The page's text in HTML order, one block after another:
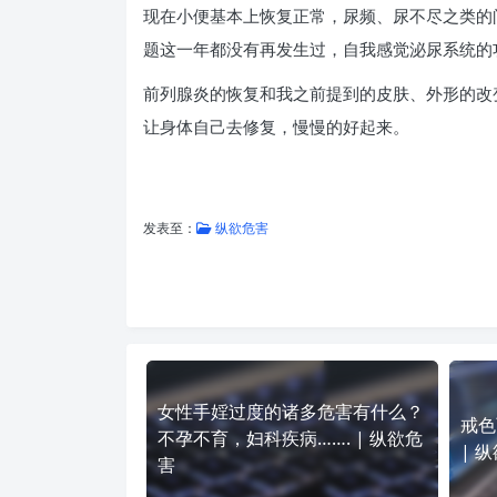
现在小便基本上恢复正常，尿频、尿不尽之类
题这一年都没有再发生过，自我感觉泌尿系统
前列腺炎的恢复和我之前提到的皮肤、外形的
让身体自己去修复，慢慢的好起来。
发表至： 纵欲危害
女性手婬过度的诸多危害有什么？
不孕不育，妇科疾病……. | 纵欲危
害
戒
| 纵